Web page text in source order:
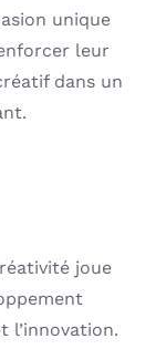
unique
leur
dans un
joue
l’innovation.